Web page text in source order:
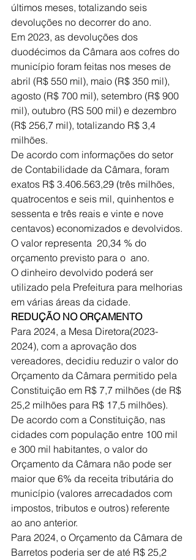
últimos meses, totalizando seis
devoluções no decorrer do ano.
Em 2023, as devoluções dos
duodécimos da Câmara aos cofres do
município foram feitas nos meses de
abril (R$ 550 mil), maio (R$ 350 mil),
agosto (R$ 700 mil), setembro (R$ 900
mil), outubro (RS 500 mil) e dezembro
(R$ 256,7 mil), totalizando R$ 3,4
milhões.
De acordo com informações do setor
de Contabilidade da Câmara, foram
exatos R$ 3.406.563,29 (três milhões,
quatrocentos e seis mil, quinhentos e
sessenta e três reais e vinte e nove
centavos) economizados e devolvidos.
O valor representa  20,34 % do
orçamento previsto para o  ano.
O dinheiro devolvido poderá ser
utilizado pela Prefeitura para melhorias
em várias áreas da cidade.
REDUÇÃO NO ORÇAMENTO
Para 2024, a Mesa Diretora(2023-
2024), com a aprovação dos
vereadores, decidiu reduzir o valor do
Orçamento da Câmara permitido pela
Constituição em R$ 7,7 milhões (de R$
25,2 milhões para R$ 17,5 milhões).
De acordo com a Constituição, nas
cidades com população entre 100 mil
e 300 mil habitantes, o valor do
Orçamento da Câmara não pode ser
maior que 6% da receita tributária do
município (valores arrecadados com
impostos, tributos e outros) referente
ao ano anterior.
Para 2024, o Orçamento da Câmara de
Barretos poderia ser de até R$ 25,2